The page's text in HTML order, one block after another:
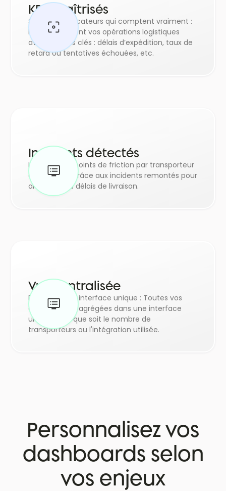
KPIs maîtrisés
Suivez les indicateurs qui comptent vraiment :
Pilotez finement vos opérations logistiques
avec des KPIs clés : délais d’expédition, taux de
retard ou tentatives échouées, etc.
Incidents détectés
Identifiez les points de friction par transporteur
ou entrepôt grâce aux incidents remontés pour
améliorer les délais de livraison.
Vue centralisée
Profitez d'une interface unique : Toutes vos
données sont agrégées dans une interface
unique, quel que soit le nombre de
transporteurs ou l'intégration utilisée.
Personnalisez vos
dashboards selon
vos enjeux